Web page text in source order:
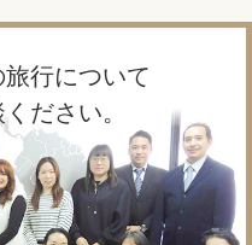
行について
ださい。